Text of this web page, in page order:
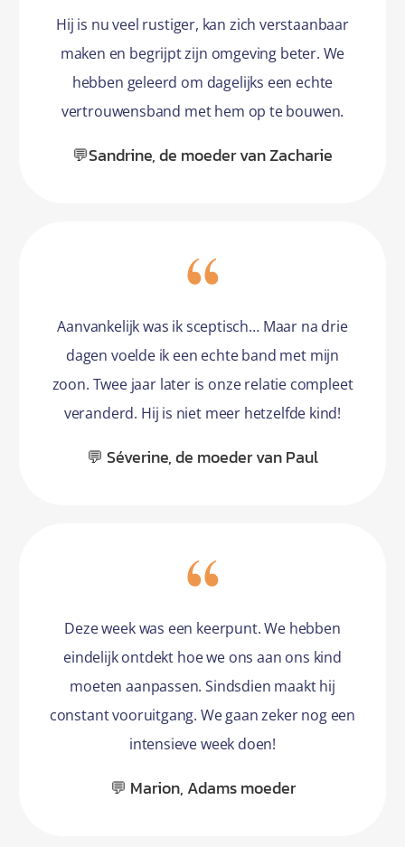
Hij is nu veel rustiger, kan zich verstaanbaar
maken en begrijpt zijn omgeving beter. We
hebben geleerd om dagelijks een echte
vertrouwensband met hem op te bouwen.
💬Sandrine, de moeder van Zacharie
Aanvankelijk was ik sceptisch… Maar na drie
dagen voelde ik een echte band met mijn
zoon. Twee jaar later is onze relatie compleet
veranderd. Hij is niet meer hetzelfde kind!
💬 Séverine, de moeder van Paul
Deze week was een keerpunt. We hebben
eindelijk ontdekt hoe we ons aan ons kind
moeten aanpassen. Sindsdien maakt hij
constant vooruitgang. We gaan zeker nog een
intensieve week doen!
💬 Marion, Adams moeder